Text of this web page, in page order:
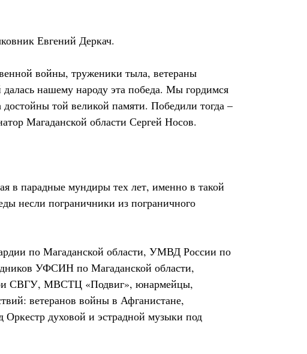
Евгений Деркач.
войны, труженики тыла, ветераны
нашему народу эта победа. Мы гордимся
той великой памяти. Победили тогда –
Магаданской области Сергей Носов.
в парадные мундиры тех лет, именно в такой
несли пограничники из пограничного
по Магаданской области, УМВД России по
УФСИН по Магаданской области,
СВГУ, МВСТЦ «Подвиг», юнармейцы,
ветеранов войны в Афганистане,
духовой и эстрадной музыки под